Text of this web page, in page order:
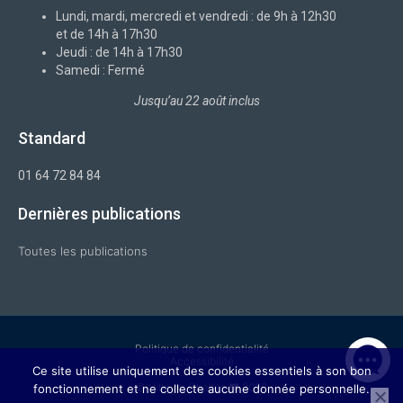
m
Lundi, mardi, mercredi et vendredi : de 9h à 12h30
et de 14h à 17h30
Jeudi : de 14h à 17h30
Samedi : Fermé
Jusqu’au 22 août inclus
Standard
01 64 72 84 84
Dernières publications
Toutes les publications
Politique de confidentialité
© Ville de Chelles ❤ 2026
Ce site utilise uniquement des cookies essentiels à son bon
fonctionnement et ne collecte aucune donnée personnelle.